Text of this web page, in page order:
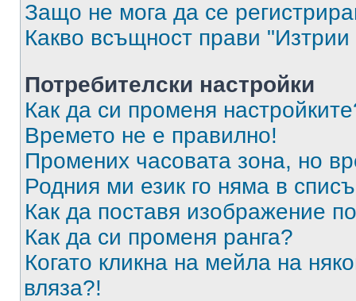
Защо не мога да се
Какво всъщност прави "Изтрии
Потребителски настройки
Как да си променя
Времето не е правилно!
Промених часовата зона, но
Родния ми език го няма в
Как да поставя изображение
Как да си променя ранга?
Когато кликна на мейла на
вляза?!